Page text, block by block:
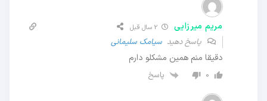
مریم میرزایی
پاسخ دهیدسیامک سلیمانی
دقیقا منم همین مشکلو دارم
0 پاسخ